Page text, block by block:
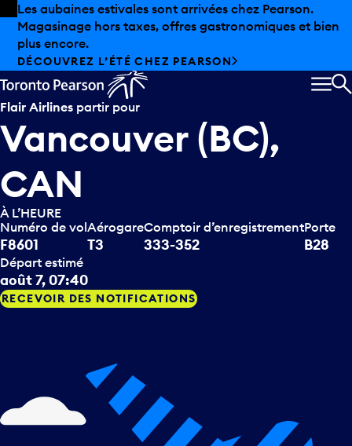
Skip to offers
Passer au contenu principal
Les aubaines estivales sont arrivées chez Pearson.
Magasinage hors taxes, offres gastronomiques et bien
plus encore.
DÉCOUVREZ L’ÉTÉ CHEZ PEARSON
Flair Airlines partir pour
Vancouver (BC),
CAN
À L’HEURE
Numéro de vol
F8601
Aérogare
T3
Comptoir d’enregistrement
333-352
Porte
B28
Départ estimé
août 7, 07:40
RECEVOIR DES NOTIFICATIONS